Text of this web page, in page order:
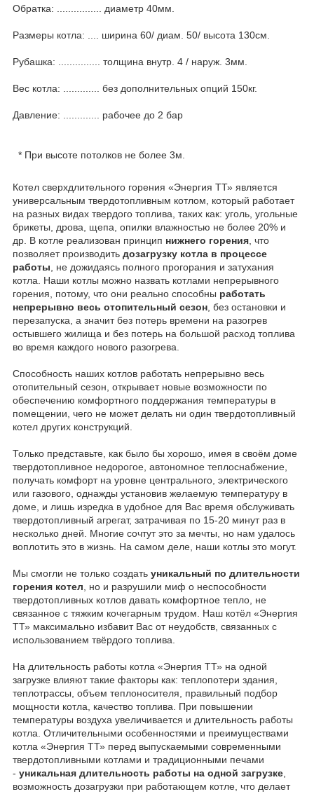
Обратка: ................ диаметр 40мм.
Размеры котла: .... ширина 60/ диам. 50/ высота 130см.
Рубашка: ............... толщина внутр. 4 / наруж. 3мм.
Вес котла: ............. без дополнительных опций 150кг.
Давление: ............. рабочее до 2 бар
* При высоте потолков не более 3м.
Котел сверхдлительного горения «Энергия ТТ» является
универсальным твердотопливным котлом, который работает
на разных видах твердого топлива, таких как: уголь, угольные
брикеты, дрова, щепа, опилки влажностью не более 20% и
др. В котле реализован принцип нижнего горения , что
позволяет производить дозагрузку котла в процессе
работы , не дожидаясь полного прогорания и затухания
котла. Наши котлы можно назвать котлами непрерывного
горения, потому, что они реально способны работать
непрерывно весь отопительный сезон , без остановки и
перезапуска, а значит без потерь времени на разогрев
остывшего жилища и без потерь на большой расход топлива
во время каждого нового разогрева.
Способность наших котлов работать непрерывно весь
отопительный сезон, открывает новые возможности по
обеспечению комфортного поддержания температуры в
помещении, чего не может делать ни один твердотопливный
котел других конструкций.
Только представьте, как было бы хорошо, имея в своём доме
твердотопливное недорогое, автономное теплоснабжение,
получать комфорт на уровне центрального, электрического
или газового, однажды установив желаемую температуру в
доме, и лишь изредка в удобное для Вас время обслуживать
твердотопливный агрегат, затрачивая по 15-20 минут раз в
несколько дней. Многие сочтут это за мечты, но нам удалось
воплотить это в жизнь. На самом деле, наши котлы это могут.
Мы смогли не только создать уникальный по длительности
горения котел , но и разрушили миф о неспособности
твердотопливных котлов давать комфортное тепло, не
связанное с тяжким кочегарным трудом. Наш котёл «Энергия
ТТ» максимально избавит Вас от неудобств, связанных с
использованием твёрдого топлива.
На длительность работы котла «Энергия ТТ» на одной
загрузке влияют такие факторы как: теплопотери здания,
теплотрассы, объем теплоносителя, правильный подбор
мощности котла, качество топлива. При повышении
температуры воздуха увеличивается и длительность работы
котла. Отличительными особенностями и преимуществами
котла «Энергия ТТ» перед выпускаемыми современными
твердотопливными котлами и традиционными печами
- уникальная длительность работы на одной загрузке
возможность дозагрузки при работающем котле, что делает